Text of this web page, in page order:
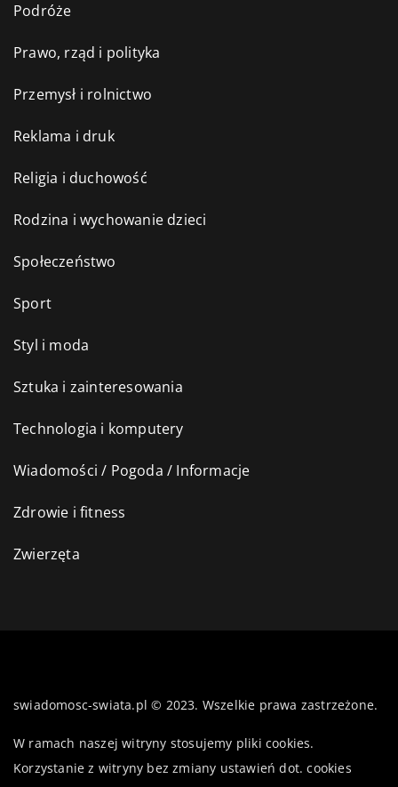
Podróże
Prawo, rząd i polityka
Przemysł i rolnictwo
Reklama i druk
Religia i duchowość
Rodzina i wychowanie dzieci
Społeczeństwo
Sport
Styl i moda
Sztuka i zainteresowania
Technologia i komputery
Wiadomości / Pogoda / Informacje
Zdrowie i fitness
Zwierzęta
swiadomosc-swiata.pl © 2023. Wszelkie prawa zastrzeżone.
W ramach naszej witryny stosujemy pliki cookies.
Korzystanie z witryny bez zmiany ustawień dot. cookies